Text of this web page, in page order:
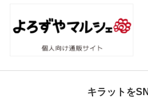
キラットを